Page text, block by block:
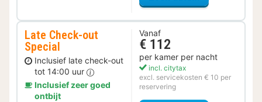
Late Check-out
Special
Inclusief late check-out
tot 14:00 uur
Inclusief zeer goed
ontbijt
Vanaf
€ 112
per kamer per nacht
incl. citytax
excl. servicekosten € 10 per
reservering